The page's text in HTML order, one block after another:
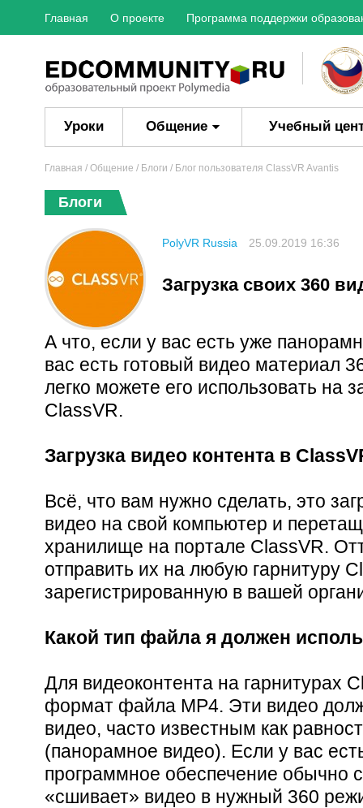
Главная О проекте Программа поддержки
Уроки Общение Учебный
Главная / Общение / Блоги / Блог пользователя ClassVR Avantis
Блоги
PolyVR Russia 25.09.2019 16:36
Загрузка своих 360
А что, если у вас есть уже
вас есть готовый видео материал
легко можете его использовать на
ClassVR.
Загрузка видео контента в
Всё, что вам нужно сделать, это
видео на свой компьютер и
хранилище на портале ClassVR.
отправить их на любую гарнитуру
зарегистрированную в вашей
Какой тип файла я должен
Для видеоконтента на гарнитурах
формат файла MP4. Эти видео
видео, часто известным как
(панорамное видео). Если у вас
программное обеспечение обычно
«сшивает» видео в нужный 360